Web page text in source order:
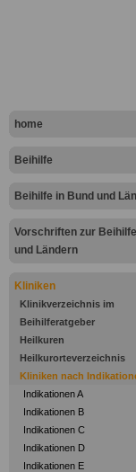
home
Beihilfe
Beihilfe in Bund und
Vorschriften zur Beihilfe
und Ländern
Kliniken
Klinikverzeichnis im
Beihilferatgeber
Heilkuren
Heilkurorteverzeichnis
Kliniken nach
Indikationen A
Indikationen B
Indikationen C
Indikationen D
Indikationen E